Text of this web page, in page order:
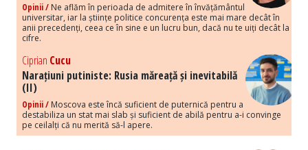
Opinii / Ne aflăm în perioada de admitere în învățământul
universitar, iar la științe politice concurența este mai mare decât în
anii precedenți, ceea ce în sine e un lucru bun, dacă nu te uiți decât la
cifre.
Ciprian Cucu
Narațiuni putiniste: Rusia măreață și inevitabilă
(II)
Opinii / Moscova este încă suficient de puternică pentru a
destabiliza un stat mai slab și suficient de abilă pentru a-i convinge
pe ceilalți că nu merită să-l apere.